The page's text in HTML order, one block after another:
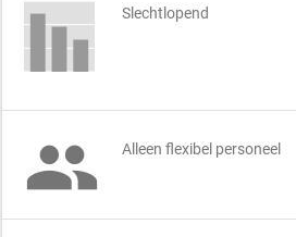
Slechtlopend
 Alleen flexibel personeel